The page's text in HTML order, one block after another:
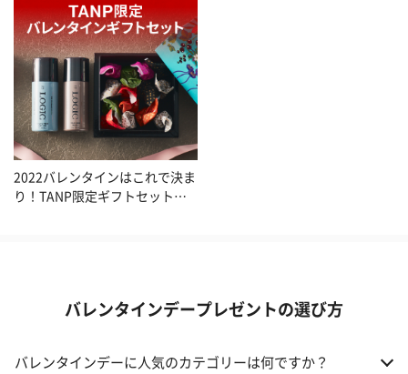
2022バレンタインはこれで決ま
り！TANP限定ギフトセット特
バレンタインデープレゼントの選び方
バレンタインデーに人気のカテゴリーは何ですか？